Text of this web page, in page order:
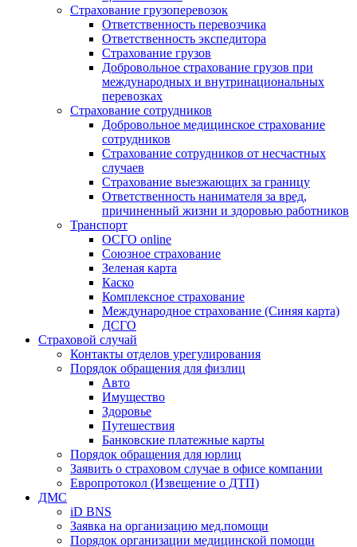
Страхование грузоперевозок
Ответственность перевозчика
Ответственность экспедитора
Страхование грузов
Добровольное страхование грузов при
международных и внутринациональных
перевозках
Страхование сотрудников
Добровольное медицинское страхование
сотрудников
Страхование сотрудников от несчастных
случаев
Страхование выезжающих за границу
Ответственность нанимателя за вред,
причиненный жизни и здоровью работников
Транспорт
ОСГО online
Союзное страхование
Зеленая карта
Каско
Комплексное страхование
Международное страхование (Синяя карта)
ДСГО
Страховой случай
Контакты отделов урегулирования
Порядок обращения для физлиц
Авто
Имущество
Здоровье
Путешествия
Банковские платежные карты
Порядок обращения для юрлиц
Заявить о страховом случае в офисе компании
Европротокол (Извещение о ДТП)
ДМС
iD BNS
Заявка на организацию мед.помощи
Порядок организации медицинской помощи